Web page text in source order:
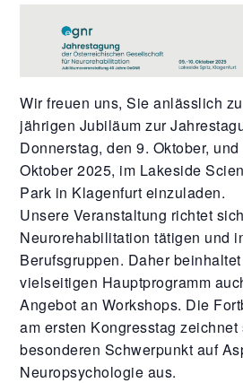
Wir freuen uns, Sie anlässlich
jährigen Jubiläum zur
Donnerstag, den 9. Oktober,
Oktober 2025, im Lakeside
Park in Klagenfurt einzuladen.
Unsere Veranstaltung richtet
Neurorehabilitation tätigen und
Berufsgruppen. Daher
vielseitigen Hauptprogramm
Angebot an Workshops. Die
am ersten Kongresstag
besonderen Schwerpunkt auf
Neuropsychologie aus.